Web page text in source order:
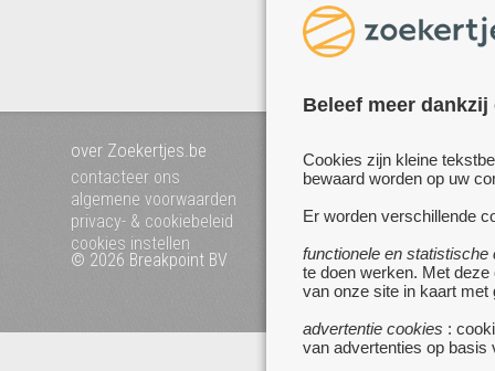
Beleef meer
Cookies zijn kleine
bewaard worden op uw
Er worden verschillende
functionele en statistische
te doen werken. Met
van onze site in kaart met
advertentie cookies :
van advertenties op basis
over Zoekertjes.be
contacteer ons
algemene voorwaarden
privacy- & cookiebeleid
cookies instellen
voeg uw zoekertje toe
mijn zoekertjes
© 2026 Breakpoint BV
Bezoek ook eens onze
websites :
www.koken.be